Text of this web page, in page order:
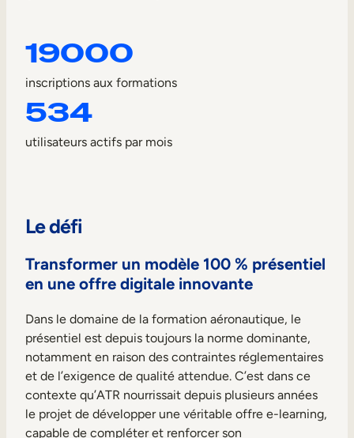
19000
inscriptions aux formations
534
utilisateurs actifs par mois
Le défi
Transformer un modèle 100 % présentiel
en une offre digitale innovante
Dans le domaine de la formation aéronautique, le
présentiel est depuis toujours la norme dominante,
notamment en raison des contraintes réglementaires
et de l’exigence de qualité attendue. C’est dans ce
contexte qu’ATR nourrissait depuis plusieurs années
le projet de développer une véritable offre e-learning,
capable de compléter et renforcer son